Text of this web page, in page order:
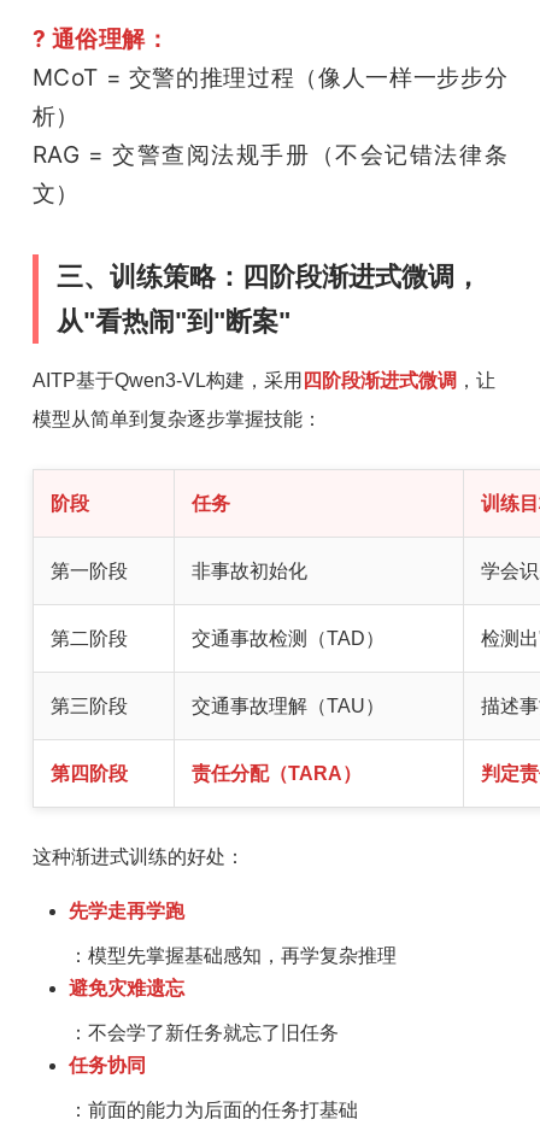
? 通俗理解：
MCoT = 交警的推理过程（像人一样一步步分
析）
RAG = 交警查阅法规手册（不会记错法律条
文）
三、训练策略：四阶段渐进式微调，
从"看热闹"到"断案"
AITP基于Qwen3-VL构建，采用 四阶段渐进式微调 ，让
模型从简单到复杂逐步掌握技能：
阶段 任务 训练
第一阶段 非事故初始化 学会
第二阶段 交通事故检测（TAD） 检测
第三阶段 交通事故理解（TAU） 描述
第四阶段 责任分配（TARA） 判定
这种渐进式训练的好处：
先学走再学跑
：模型先掌握基础感知，再学复杂推理
避免灾难遗忘
：不会学了新任务就忘了旧任务
任务协同
：前面的能力为后面的任务打基础